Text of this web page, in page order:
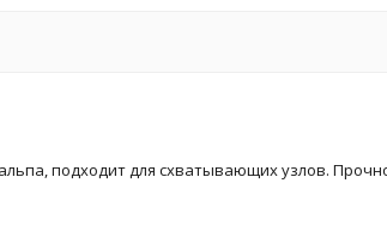
подходит для схватывающих узлов.